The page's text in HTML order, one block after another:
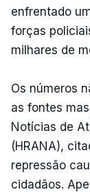
enfrentado
forças
milhares de
Os números
as fontes
Notícias de
(HRANA),
repressão
cidadãos.